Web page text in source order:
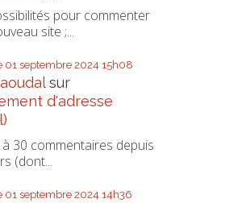
pour commenter
site ;...
01 septembre 2024 15h08
sur
d'adresse
à 30 commentaires depuis
(dont...
01 septembre 2024 14h36